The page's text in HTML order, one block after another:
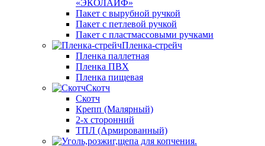
«ЭКОЛАЙФ»
Пакет с вырубной ручкой
Пакет с петлевой ручкой
Пакет с пластмассовыми ручками
Пленка-стрейч
Пленка паллетная
Пленка ПВХ
Пленка пищевая
Скотч
Скотч
Крепп (Малярный)
2-х сторонний
ТПЛ (Армированный)